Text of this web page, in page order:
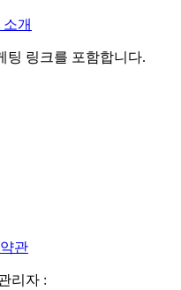
개
팅 링크를 포함합니다.
관
리자 :